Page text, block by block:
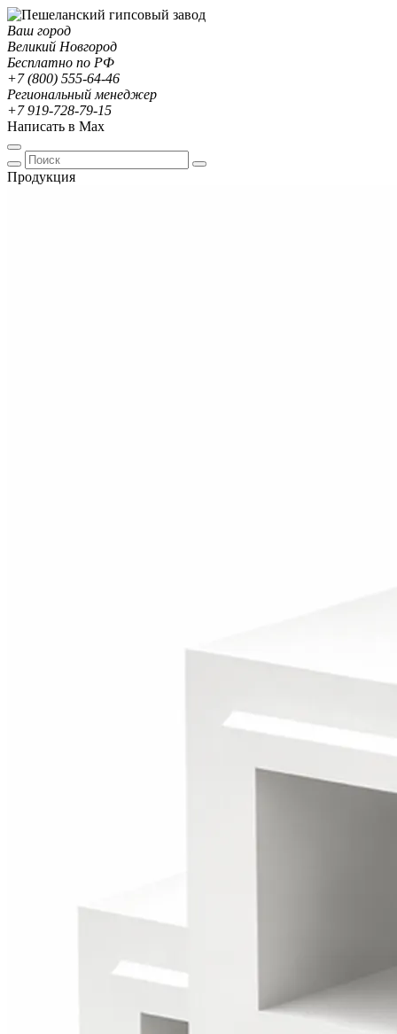
Ваш город
Великий Новгород
Бесплатно по РФ
+7 (800) 555-64-46
Региональный менеджер
+7 919-728-79-15
Написать в Max
Продукция